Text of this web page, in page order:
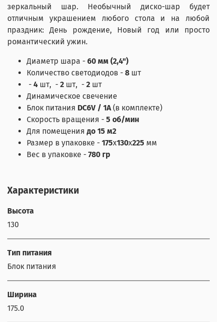
зеркальный шар. Необычный диско-шар будет
отличным украшением любого стола и на любой
праздник: День рождение, Новый год или просто
романтический ужин.
Диаметр шара - 60 мм (2,4")
Количество светодиодов - 8 шт
- 4 шт, - 2 шт, - 2 шт
Динамическое свечение
Блок питания DC6V / 1A (в комплекте)
Скорость вращения - 5 об/мин
Для помещения до 15 м2
Размер в упаковке - 175х130х225 мм
Вес в упаковке - 780 гр
Характеристики
Высота
130
Тип питания
Блок питания
Ширина
175.0